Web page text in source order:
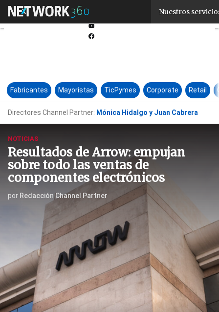
Nuestros
Youtube-
Fabricantes Mayoristas TicPymes Corporate Retail
Directores Channel Partner: Mónica Hidalgo y Juan Cabrera
NOTICIAS
Resultados de Arrow: empujan
sobre todo las ventas de
componentes electrónicos
por Redacción Channel Partner